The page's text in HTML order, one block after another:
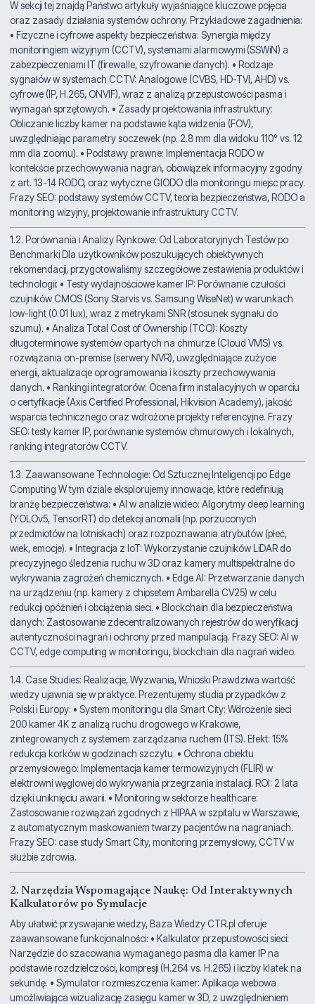
W sekcji tej znajdą Państwo artykuły wyjaśniające kluczowe pojęcia
oraz zasady działania systemów ochrony. Przykładowe zagadnienia:
• Fizyczne i cyfrowe aspekty bezpieczeństwa: Synergia między
monitoringiem wizyjnym (CCTV), systemami alarmowymi (SSWiN) a
zabezpieczeniami IT (firewalle, szyfrowanie danych). • Rodzaje
sygnałów w systemach CCTV: Analogowe (CVBS, HD-TVI, AHD) vs.
cyfrowe (IP, H.265, ONVIF), wraz z analizą przepustowości pasma i
wymagań sprzętowych. • Zasady projektowania infrastruktury:
Obliczanie liczby kamer na podstawie kąta widzenia (FOV),
uwzględniając parametry soczewek (np. 2.8 mm dla widoku 110° vs. 12
mm dla zoomu). • Podstawy prawne: Implementacja RODO w
kontekście przechowywania nagrań, obowiązek informacyjny zgodny
z art. 13-14 RODO, oraz wytyczne GIODO dla monitoringu miejsc pracy.
Frazy SEO: podstawy systemów CCTV, teoria bezpieczeństwa, RODO a
monitoring wizyjny, projektowanie infrastruktury CCTV.
1.2. Porównania i Analizy Rynkowe: Od Laboratoryjnych Testów po
Benchmarki Dla użytkowników poszukujących obiektywnych
rekomendacji, przygotowaliśmy szczegółowe zestawienia produktów i
technologii: • Testy wydajnościowe kamer IP: Porównanie czułości
czujników CMOS (Sony Starvis vs. Samsung WiseNet) w warunkach
low-light (0.01 lux), wraz z metrykami SNR (stosunek sygnału do
szumu). • Analiza Total Cost of Ownership (TCO): Koszty
długoterminowe systemów opartych na chmurze (Cloud VMS) vs.
rozwiązania on-premise (serwery NVR), uwzględniające zużycie
energii, aktualizacje oprogramowania i koszty przechowywania
danych. • Rankingi integratorów: Ocena firm instalacyjnych w oparciu
o certyfikacje (Axis Certified Professional, Hikvision Academy), jakość
wsparcia technicznego oraz wdrożone projekty referencyjne. Frazy
SEO: testy kamer IP, porównanie systemów chmurowych i lokalnych,
ranking integratorów CCTV.
1.3. Zaawansowane Technologie: Od Sztucznej Inteligencji po Edge
Computing W tym dziale eksplorujemy innowacje, które redefiniują
branżę bezpieczeństwa: • AI w analizie wideo: Algorytmy deep learning
(YOLOv5, TensorRT) do detekcji anomalii (np. porzuconych
przedmiotów na lotniskach) oraz rozpoznawania atrybutów (płeć,
wiek, emocje). • Integracja z IoT: Wykorzystanie czujników LiDAR do
precyzyjnego śledzenia ruchu w 3D oraz kamery multispektralne do
wykrywania zagrożeń chemicznych. • Edge AI: Przetwarzanie danych
na urządzeniu (np. kamery z chipsetem Ambarella CV25) w celu
redukcji opóźnień i obciążenia sieci. • Blockchain dla bezpieczeństwa
danych: Zastosowanie zdecentralizowanych rejestrów do weryfikacji
autentyczności nagrań i ochrony przed manipulacją. Frazy SEO: AI w
CCTV, edge computing w monitoringu, blockchain dla nagrań wideo.
1.4. Case Studies: Realizacje, Wyzwania, Wnioski Prawdziwa wartość
wiedzy ujawnia się w praktyce. Prezentujemy studia przypadków z
Polski i Europy: • System monitoringu dla Smart City: Wdrożenie sieci
200 kamer 4K z analizą ruchu drogowego w Krakowie,
zintegrowanych z systemem zarządzania ruchem (ITS). Efekt: 15%
redukcja korków w godzinach szczytu. • Ochrona obiektu
przemysłowego: Implementacja kamer termowizyjnych (FLIR) w
elektrowni węglowej do wykrywania przegrzania instalacji. ROI: 2 lata
dzięki uniknięciu awarii. • Monitoring w sektorze healthcare:
Zastosowanie rozwiązań zgodnych z HIPAA w szpitalu w Warszawie,
z automatycznym maskowaniem twarzy pacjentów na nagraniach.
Frazy SEO: case study Smart City, monitoring przemysłowy, CCTV w
służbie zdrowia.
2. Narzędzia Wspomagające Naukę: Od Interaktywnych
Kalkulatorów po Symulacje
Aby ułatwić przyswajanie wiedzy, Baza Wiedzy CTR.pl oferuje
zaawansowane funkcjonalności: • Kalkulator przepustowości sieci:
Narzędzie do szacowania wymaganego pasma dla kamer IP na
podstawie rozdzielczości, kompresji (H.264 vs. H.265) i liczby klatek na
sekundę. • Symulator rozmieszczenia kamer: Aplikacja webowa
umożliwiająca wizualizację zasięgu kamer w 3D, z uwzględnieniem